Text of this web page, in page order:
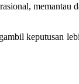
keputusan